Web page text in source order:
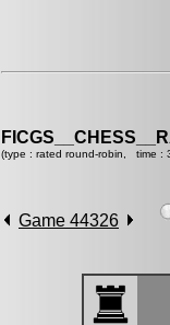
(type : rated round-robin, time :
Game 44326